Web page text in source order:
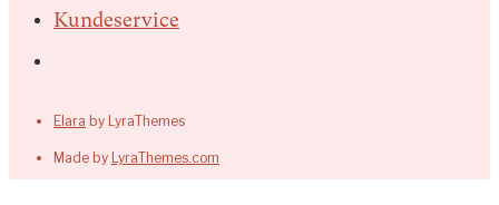
Kundeservice
Elara by LyraThemes
Made by LyraThemes.com